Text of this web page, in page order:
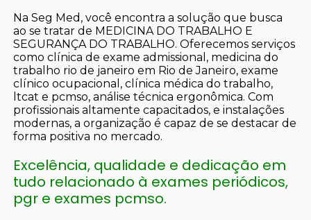
Na Seg Med, você encontra a solução que busca
ao se tratar de MEDICINA DO TRABALHO E
SEGURANÇA DO TRABALHO. Oferecemos serviços
como clínica de exame admissional, medicina do
trabalho rio de janeiro em Rio de Janeiro, exame
clínico ocupacional, clínica médica do trabalho,
ltcat e pcmso, análise técnica ergonômica. Com
profissionais altamente capacitados, e instalações
modernas, a organização é capaz de se destacar de
forma positiva no mercado.
Excelência, qualidade e dedicação em
tudo relacionado à exames periódicos,
pgr e exames pcmso.